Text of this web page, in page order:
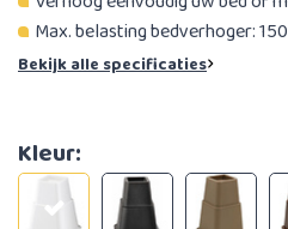
Max. belasting bedverhoger:
Bekijk alle specificaties
Kleur: